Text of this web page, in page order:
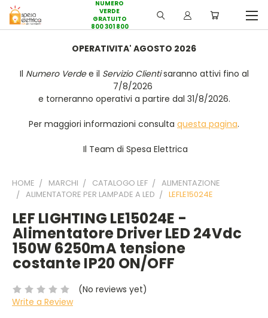
NUMERO
VERDE
GRATUITO
800 301 800
OPERATIVITA' AGOSTO 2026
Il Numero Verdee il Servizio Clientisaranno attivi fino al
7/8/2026
e torneranno operativi a partire dal 31/8/2026.
Per maggiori informazioni consulta questa pagina.
Il Team di Spesa Elettrica
HOME MARCHI CATALOGO LEF
ALIMENTAZIONE
ALIMENTATORE PER LAMPADE A LED
LEFLE15024E
LEF LIGHTING LE15024E -
Alimentatore Driver LED 24Vdc
150W 6250mA tensione
costante IP20 ON/OFF
(No reviews yet)
Write a Review